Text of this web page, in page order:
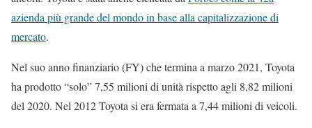
azienda più grande del mondo in base alla capitalizzazione di
mercato.
Nel suo anno finanziario (FY) che termina a marzo 2021, Toyota
ha prodotto “solo” 7,55 milioni di unità rispetto agli 8,82 milioni
del 2020. Nel 2012 Toyota si era fermata a 7,44 milioni di veicoli.